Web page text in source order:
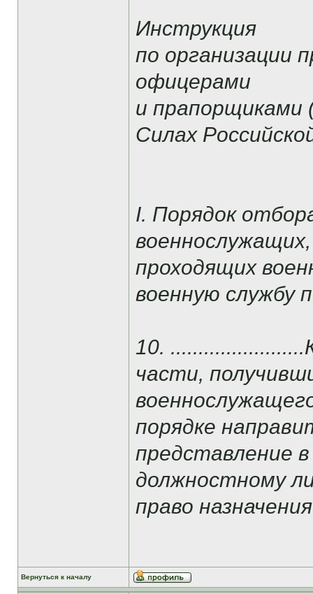
Инструкция
по организации
офицерами
и прапорщиками
Силах
I. Порядок
военнослужащих,
проходящих
военную службу
10.
части,
порядке
представление
должностному
право
Вернуться к началу